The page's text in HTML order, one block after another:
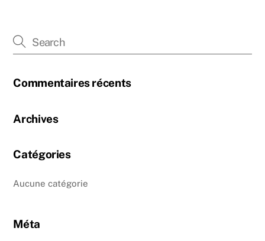
Commentaires récents
Archives
Catégories
Aucune catégorie
Méta